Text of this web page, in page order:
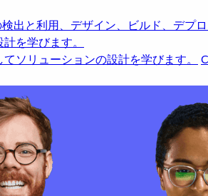
出と利用、デザイン、ビルド、デプロ
を学びます。
ソリューションの設計を学びます。